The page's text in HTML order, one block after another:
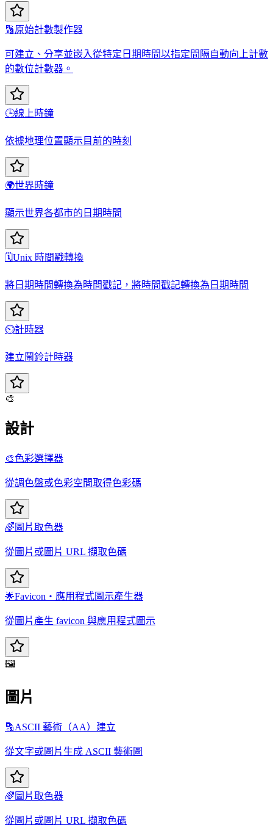
🔢原始計數製作器
可建立、分享並嵌入從特定日期時間以指定間隔自動向上計數
的數位計數器。
🕒線上時鐘
依據地理位置顯示目前的時刻
🌍世界時鐘
顯示世界各都市的日期時間
🗓️Unix 時間戳轉換
將日期時間轉換為時間戳記，將時間戳記轉換為日期時間
⏲️計時器
建立鬧鈴計時器
🎨
設計
🎨色彩選擇器
從調色盤或色彩空間取得色彩碼
🌈 圖片取色器
從圖片或圖片 URL 擷取色碼
🌟Favicon・應用程式圖示產生器
從圖片產生 favicon 與應用程式圖示
🖼️
圖片
🔡ASCII 藝術（AA）建立
從文字或圖片生成 ASCII 藝術圖
🌈 圖片取色器
從圖片或圖片 URL 擷取色碼